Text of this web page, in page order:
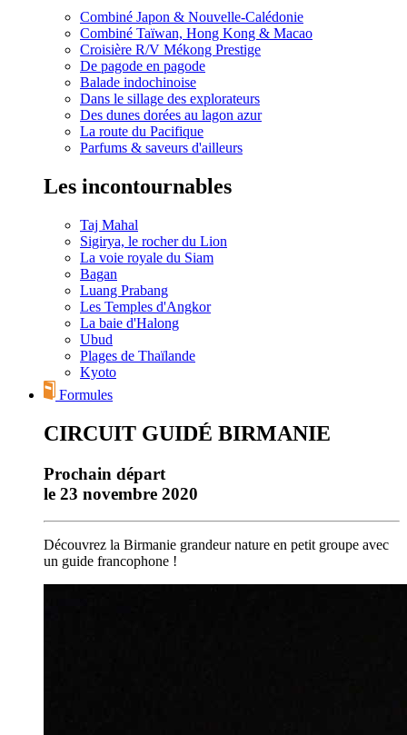
Combiné Japon & Nouvelle-Calédonie
Combiné Taïwan, Hong Kong & Macao
Croisière R/V Mékong Prestige
De pagode en pagode
Balade indochinoise
Dans le sillage des explorateurs
Des dunes dorées au lagon azur
La route du Pacifique
Parfums & saveurs d'ailleurs
Les incontournables
Taj Mahal
Sigirya, le rocher du Lion
La voie royale du Siam
Bagan
Luang Prabang
Les Temples d'Angkor
La baie d'Halong
Ubud
Plages de Thaïlande
Kyoto
Formules
CIRCUIT GUIDÉ BIRMANIE
Prochain départ
le 23 novembre 2020
Découvrez la Birmanie grandeur nature en petit groupe avec
un guide francophone !